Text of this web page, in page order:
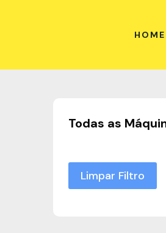
HOME
Todas as
Limpar Filtro